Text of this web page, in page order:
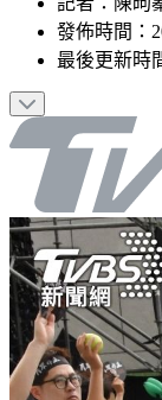
記者：陳昫
發佈時間：